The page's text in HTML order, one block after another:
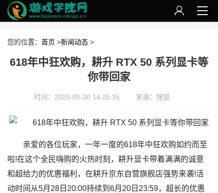
您的位置： 首页 >新闻动态 >
618年中狂欢购，耕升 RTX 50 系列显卡等
你带回家
时间：2025-05-30 14:25:35 来源：搜狐
亲爱的各位玩家，一年一度的618年中狂欢购如约而至
啦!在这个全民嗨购的火热时刻，耕升显卡带着满满的诚意
和超给力的优惠福利，在耕升京东自营旗舰店强势来袭!活
动时间从5月28日20:00持续到6月20日23:59，超长的优惠